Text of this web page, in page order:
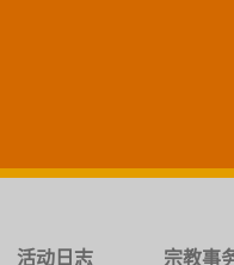
活动日志 宗教事